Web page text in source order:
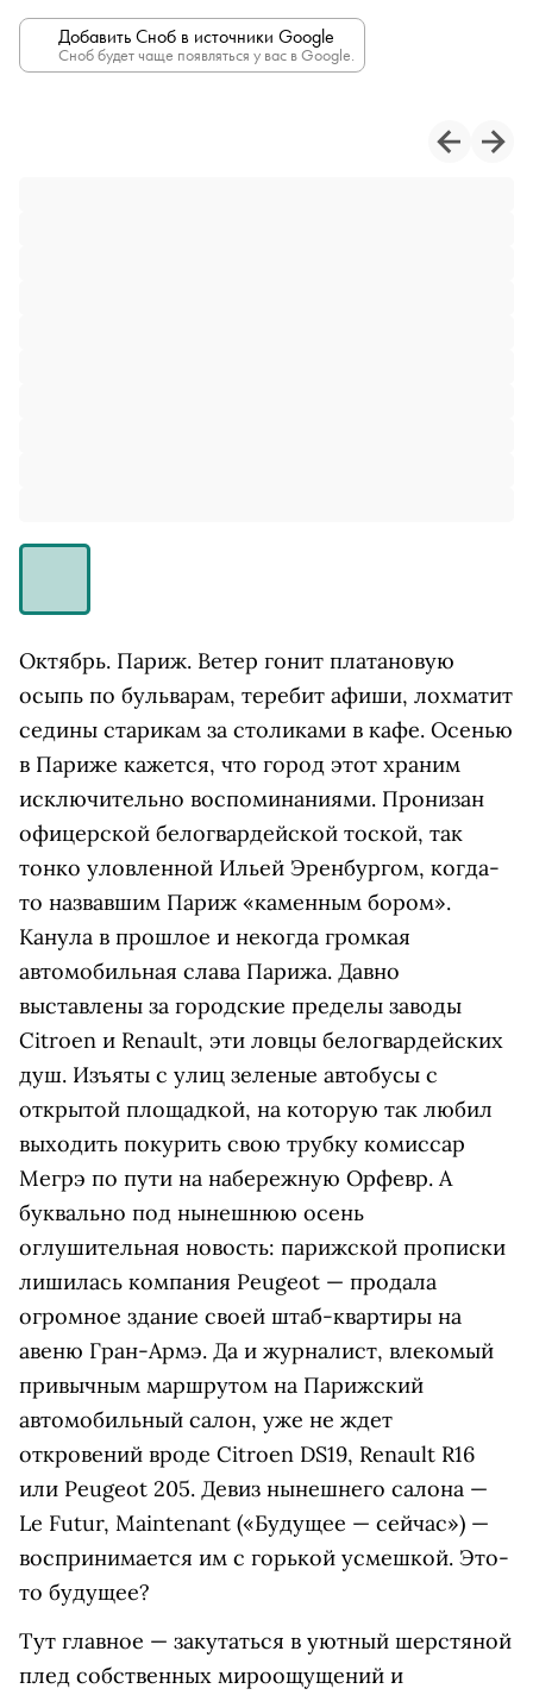
Добавить Сноб в источники Google
Сноб будет чаще появляться у вас в Google.
Октябрь. Париж. Ветер гонит платановую
осыпь по бульварам, теребит афиши, лохматит
седины старикам за столиками в кафе. Осенью
в Париже кажется, что город этот храним
исключительно воспоминаниями. Пронизан
офицерской белогвардейской тоской, так
тонко уловленной Ильей Эренбургом, когда-
то назвавшим Париж «каменным бором».
Канула в прошлое и некогда громкая
автомобильная слава Парижа. Давно
выставлены за городские пределы заводы
Citroen и Renault, эти ловцы белогвардейских
душ. Изъяты с улиц зеленые автобусы с
открытой площадкой, на которую так любил
выходить покурить свою трубку комиссар
Мегрэ по пути на набережную Орфевр. А
буквально под нынешнюю осень
оглушительная новость: парижской прописки
лишилась компания Peugeot — продала
огромное здание своей штаб-квартиры на
авеню Гран-Армэ. Да и журналист, влекомый
привычным маршрутом на Парижский
автомобильный салон, уже не ждет
откровений вроде Citroen DS19, Renault R16
или Peugeot 205. Девиз нынешнего салона —
Le Futur, Maintenant («Будущее — сейчас») —
воспринимается им с горькой усмешкой. Это-
то будущее?
Тут главное — закутаться в уютный шерстяной
плед собственных мироощущений и